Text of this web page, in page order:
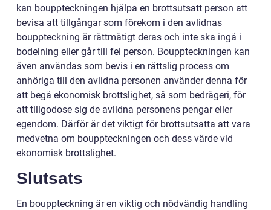
kan bouppteckningen hjälpa en brottsutsatt person att
bevisa att tillgångar som förekom i den avlidnas
bouppteckning är rättmätigt deras och inte ska ingå i
bodelning eller går till fel person. Bouppteckningen kan
även användas som bevis i en rättslig process om
anhöriga till den avlidna personen använder denna för
att begå ekonomisk brottslighet, så som bedrägeri, för
att tillgodose sig de avlidna personens pengar eller
egendom. Därför är det viktigt för brottsutsatta att vara
medvetna om bouppteckningen och dess värde vid
ekonomisk brottslighet.
Slutsats
En bouppteckning är en viktig och nödvändig handling